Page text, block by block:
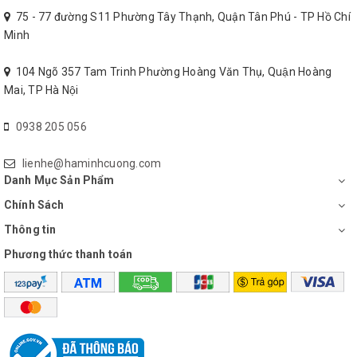
75 - 77 đường S11 Phường Tây Thạnh, Quận Tân Phú - TP Hồ Chí
Minh
104 Ngõ 357 Tam Trinh Phường Hoàng Văn Thụ, Quận Hoàng
Mai, TP Hà Nội
0938 205 056
lienhe@haminhcuong.com
Danh Mục Sản Phẩm
Chính Sách
Thông tin
Phương thức thanh toán